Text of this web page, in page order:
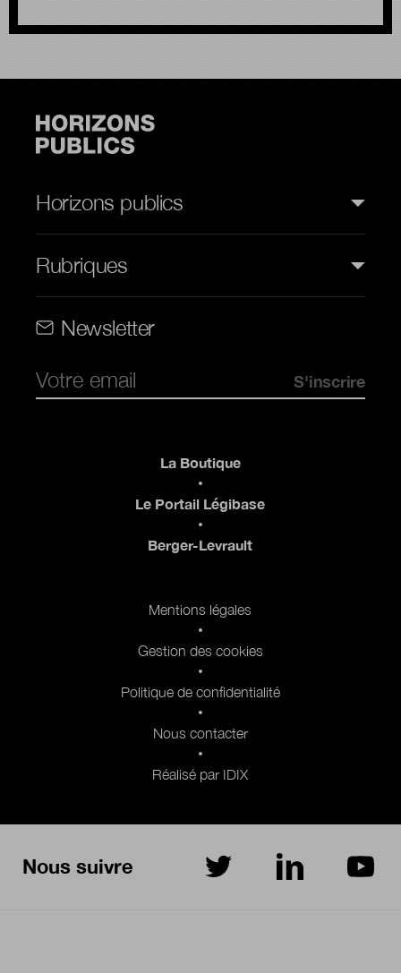
Horizons publics
Rubriques
Newsletter
Nous suivre sur Twitter sur LinkedInsur
La Boutique
Le Portail Légibase
Berger-Levrault
Mentions légales
Gestion des cookies
Politique de confidentialité
Nous contacter
Réalisé par IDIX